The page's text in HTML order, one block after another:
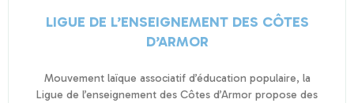
LIGUE DE L’ENSEIGNEMENT DES CÔTES
D’ARMOR
Mouvement laïque associatif d’éducation populaire, la
Ligue de l’enseignement des Côtes d’Armor propose des